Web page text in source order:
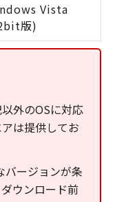
Vista
版)
外のOSに対応
は提供してお
バージョンが条
ウンロード前